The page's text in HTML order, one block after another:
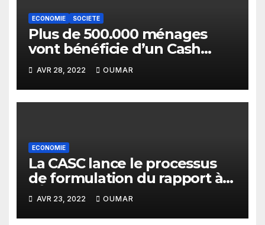
ECONOMIE SOCIETE
Plus de 500.000 ménages
vont bénéficie d’un Cash
Transfert exceptionnel
AVR 28, 2022 OUMAR
ECONOMIE
La CASC lance le processus
de formulation du rapport à
l’Évaluation nationale
Volontaire 2022
AVR 23, 2022 OUMAR